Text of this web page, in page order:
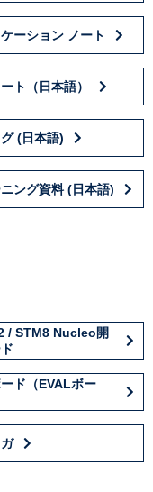
ーション ノート
ト（日本語）
(日本語)
ニング資料 (日本語)
/ STM8 Nucleo開
ド（EVALボー